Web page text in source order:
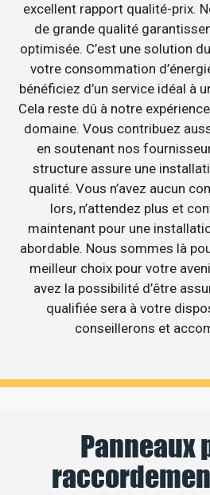
excellent rapport qualité-prix.
de grande qualité
optimisée. C’est une solution
votre consommation
bénéficiez d’un service idéal à
Cela reste dû à notre
domaine. Vous contribuez
en soutenant nos
structure assure une
qualité. Vous n’avez aucun
lors, n’attendez plus et
maintenant pour une
abordable. Nous sommes là
meilleur choix pour votre
avez la possibilité d’être
qualifiée sera à votre
conseillerons et
Panneaux